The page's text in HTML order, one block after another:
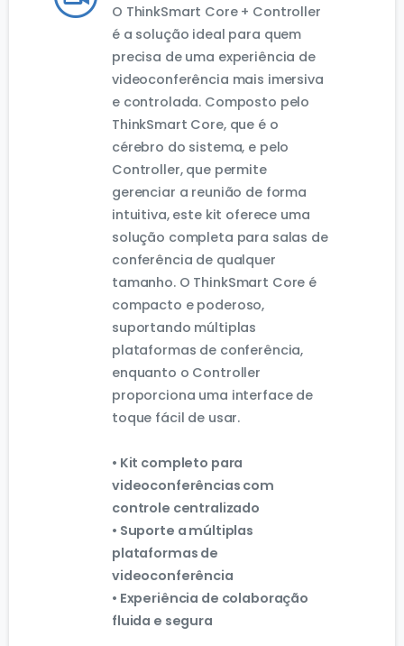
O ThinkSmart Core + Controller
é a solução ideal para quem
precisa de uma experiência de
videoconferência mais imersiva
e controlada. Composto pelo
ThinkSmart Core, que é o
cérebro do sistema, e pelo
Controller, que permite
gerenciar a reunião de forma
intuitiva, este kit oferece uma
solução completa para salas de
conferência de qualquer
tamanho. O ThinkSmart Core é
compacto e poderoso,
suportando múltiplas
plataformas de conferência,
enquanto o Controller
proporciona uma interface de
toque fácil de usar.
• Kit completo para
videoconferências com
controle centralizado
• Suporte a múltiplas
plataformas de
videoconferência
• Experiência de colaboração
fluida e segura